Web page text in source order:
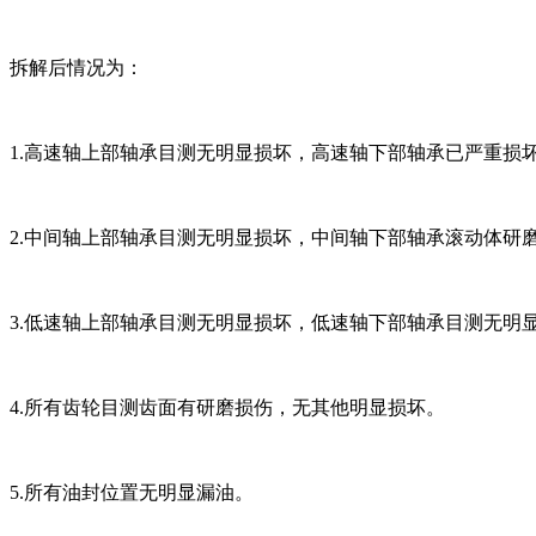
拆解后情况为：
1.高速轴上部轴承目测无明显损坏，高速轴下部轴承已严重损坏
2.中间轴上部轴承目测无明显损坏，中间轴下部轴承滚动体研
3.低速轴上部轴承目测无明显损坏，低速轴下部轴承目测无明
4.所有齿轮目测齿面有研磨损伤，无其他明显损坏。
5.所有油封位置无明显漏油。